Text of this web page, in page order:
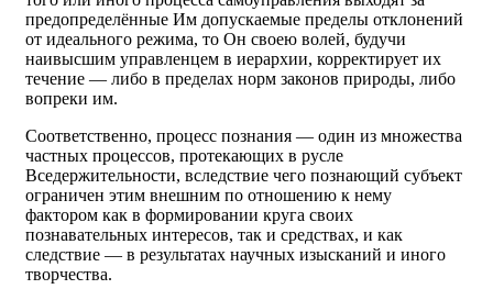
предопределённые Им допускаемые пределы отклонений
от идеального режима, то Он своею волей, будучи
наивысшим управленцем в иерархии, корректирует их
течение — либо в пределах норм законов природы, либо
вопреки им.
Соответственно, процесс познания — один из множества
частных процессов, протекающих в русле
Вседержительности, вследствие чего познающий субъект
ограничен этим внешним по отношению к нему
фактором как в формировании круга своих
познавательных интересов, так и средствах, и как
следствие — в результатах научных изысканий и иного
творчества.